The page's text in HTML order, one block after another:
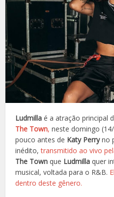
Ludmilla é a atração principal
The Town, neste domingo
pouco antes de Katy Perryno
inédito,transmitido ao vivo
The Town que Ludmilla quer
musical, voltada para o R&B.
dentro deste gênero.